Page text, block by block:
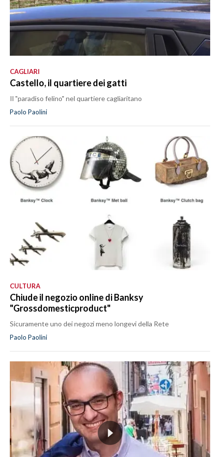
CAGLIARI
Castello, il quartiere dei gatti
Il "paradiso felino" nel quartiere cagliaritano
Paolo Paolini
CULTURA
Chiude il negozio online di Banksy
"Grossdomesticproduct"
Sicuramente uno dei negozi meno longevi della Rete
Paolo Paolini